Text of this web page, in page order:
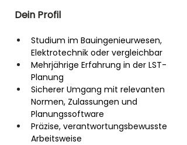
Dein Profil
Studium im Bauingenieurwesen,
Elektrotechnik oder vergleichbar
Mehrjährige Erfahrung in der LST-
Planung
Sicherer Umgang mit relevanten
Normen, Zulassungen und
Planungssoftware
Präzise, verantwortungsbewusste
Arbeitsweise